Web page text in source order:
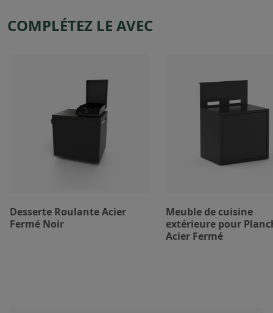
COMPLÉTEZ LE AVEC
Desserte Roulante Acier
Fermé Noir
Meuble de cuisine
extérieure pour
Acier Fermé